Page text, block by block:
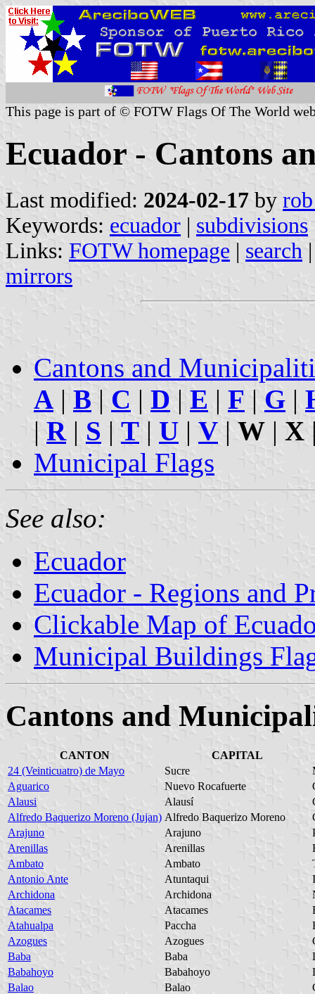
This page is part of © FOTW Flags Of The World
Ecuador - Cantons
Last modified: 2024-02-17 by
Keywords: ecuador | subdivisions
Links: FOTW homepage | search
mirrors
Cantons and
A | B | C | D | E | F | G |
| R| S | T | U | V | W | X
Municipal Flags
See also:
Ecuador
Ecuador - Regions and
Clickable Map of
Municipal Buildings
Cantons and
CANTON
CAPITAL
24 (Veinticuatro) de Mayo
Sucre
Aguarico
Nuevo Rocafuerte
Alausi
Alausí
Alfredo Baquerizo Moreno (Jujan) Alfredo Baquerizo Moreno
Arajuno
Arajuno
Arenillas
Arenillas
Ambato
Ambato
Antonio Ante
Atuntaqui
Archidona
Archidona
Atacames
Atacames
Atahualpa
Paccha
Azogues
Azogues
Baba
Baba
Babahoyo
Babahoyo
Balao
Balao